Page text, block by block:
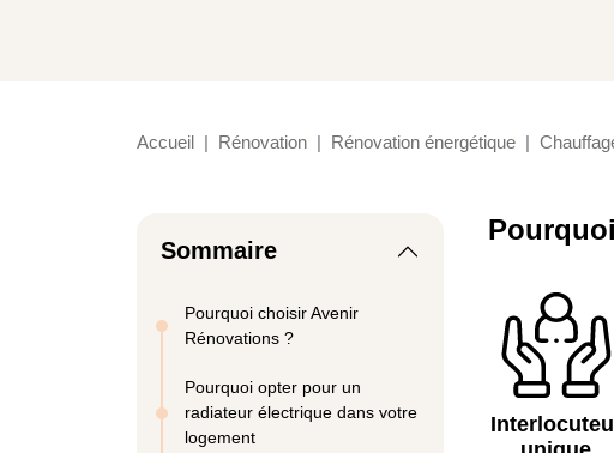
Accueil Rénovation Rénovation énergétique
Sommaire
Pourquoi choisir Avenir
Rénovations ?
Pourquoi opter pour un
radiateur électrique dans votre
logement